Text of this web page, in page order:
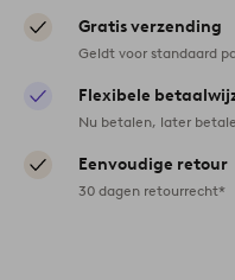
Gratis verzending
Geldt voor standaard
Flexibele
Nu betalen, later
Eenvoudige retour
30 dagen retourrecht*